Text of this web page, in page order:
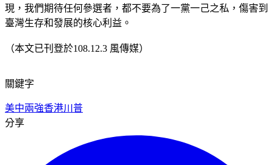
現，我們期待任何參選者，都不要為了一黨一己之私，傷害到
臺灣生存和發展的核心利益。
（本文已刊登於108.12.3 風傳媒）
關鍵字
美中兩強香港川普
分享